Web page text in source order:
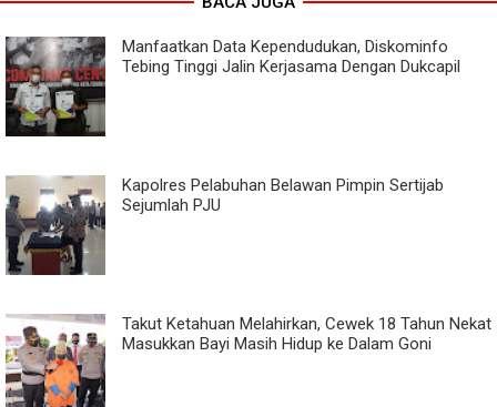
Manfaatkan Data Kependudukan, Diskominfo
Tebing Tinggi Jalin Kerjasama Dengan Dukcapil
Kapolres Pelabuhan Belawan Pimpin Sertijab
Sejumlah PJU
Takut Ketahuan Melahirkan, Cewek 18 Tahun Nekat
Masukkan Bayi Masih Hidup ke Dalam Goni